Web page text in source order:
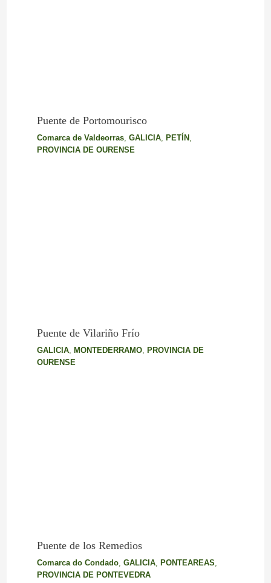
Puente de Portomourisco
Comarca de Valdeorras, GALICIA, PETÍN ,
PROVINCIA DE OURENSE
Puente de Vilariño Frío
GALICIA, MONTEDERRAMO,
PROVINCIA DE
OURENSE
Puente de los Remedios
Comarca do Condado, GALICIA, PONTEAREAS
PROVINCIA DE PONTEVEDRA